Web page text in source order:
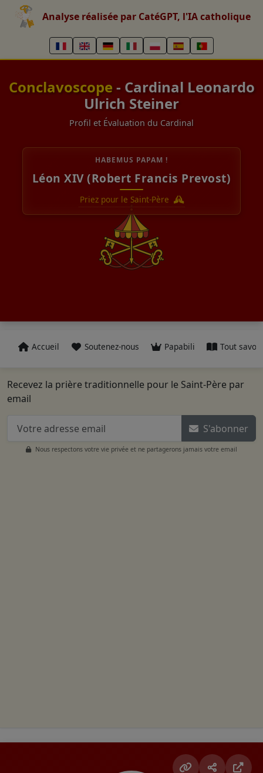
Analyse réalisée par CatéGPT, l'IA catholique
Conclavoscope - Cardinal Leonardo
Ulrich Steiner
Profil et Évaluation du Cardinal
HABEMUS PAPAM !
Léon XIV (Robert Francis Prevost)
Priez pour le Saint-Père
Accueil Soutenez-nous Papabili Tout savoir
Recevez la prière traditionnelle pour le Saint-Père par
email
S'abonner
Nous respectons votre vie privée et ne partagerons jamais votre email